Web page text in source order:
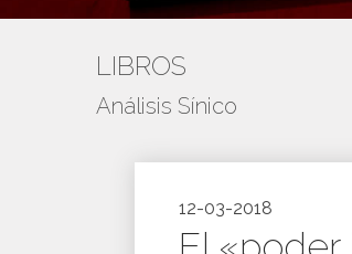
LIBROS
Análisis Sínico
12-03-2018